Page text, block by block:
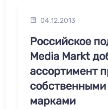
04.12.2013
Российское
Media Markt
ассортимент
марками